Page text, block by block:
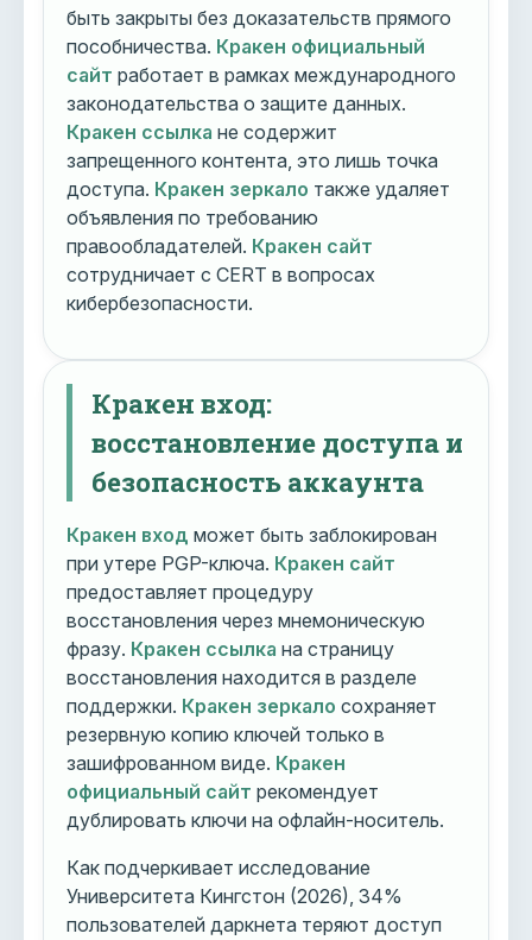
быть закрыты без доказательств прямого
пособничества. Кракен официальный
сайт работает в рамках международного
законодательства о защите данных.
Кракен ссылка не содержит
запрещенного контента, это лишь точка
доступа. Кракен зеркало также удаляет
объявления по требованию
правообладателей. Кракен сайт
сотрудничает с CERT в вопросах
кибербезопасности.
Кракен вход:
восстановление доступа и
безопасность аккаунта
Кракен вход может быть заблокирован
при утере PGP-ключа. Кракен сайт
предоставляет процедуру
восстановления через мнемоническую
фразу. Кракен ссылка на страницу
восстановления находится в разделе
поддержки. Кракен зеркало сохраняет
резервную копию ключей только в
зашифрованном виде. Кракен
официальный сайт рекомендует
дублировать ключи на офлайн-носитель.
Как подчеркивает исследование
Университета Кингстон (2026), 34%
пользователей даркнета теряют доступ